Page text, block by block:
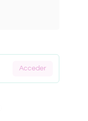
Acceder